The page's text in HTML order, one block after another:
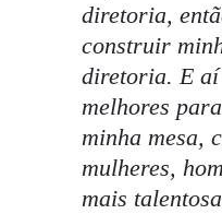
diretoria,
construir
diretoria. E
melhores
minha mesa,
mulheres,
mais